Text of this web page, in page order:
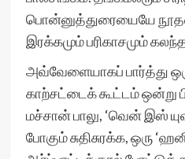
பொன்னுத்துரையையே
இரக்கமும் பரிகாசமும் கலந்த
அவ்வேளையாகப் பார்த்து
காற்சட்டைக் கூட்டம் ஒன்று
மச்சான் பாலு, ‘வென் இஸ்
போகும் சுதிசுரக்க, ஒரு